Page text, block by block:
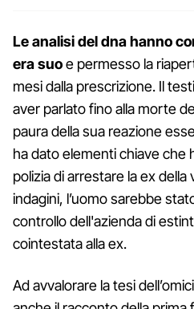
Le analisi del dna hanno
era suoe permesso la
mesi dalla prescrizione. Il
aver parlato fino alla morte
paura della sua reazione
ha dato elementi chiave che
polizia di arrestare la ex
indagini, l’uomo sarebbe
controllo dell'azienda di
cointestata alla ex.
Ad avvalorare la tesi